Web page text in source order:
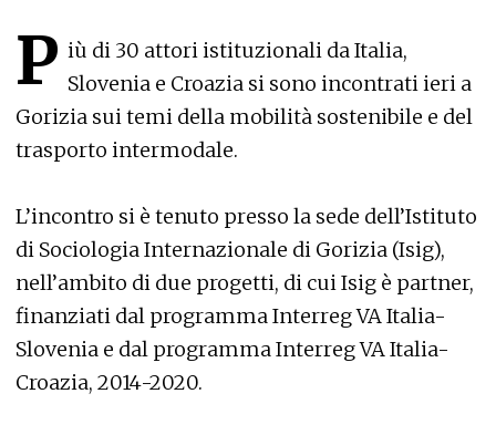
P iù di 30 attori istituzionali da Italia,
Slovenia e Croazia si sono incontrati ieri a
Gorizia sui temi della mobilità sostenibile e del
trasporto intermodale.
L’incontro si è tenuto presso la sede dell’Istituto
di Sociologia Internazionale di Gorizia (Isig),
nell’ambito di due progetti, di cui Isig è partner,
finanziati dal programma Interreg VA Italia-
Slovenia e dal programma Interreg VA Italia-
Croazia, 2014-2020.